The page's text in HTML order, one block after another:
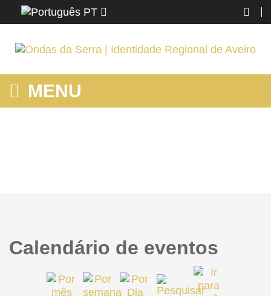
PT
MENU
Calendário de eventos